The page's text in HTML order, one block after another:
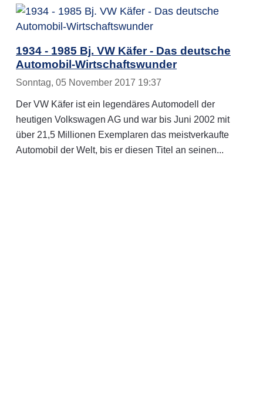
1934 - 1985 Bj. VW Käfer - Das deutsche
Automobil-Wirtschaftswunder
Sonntag, 05 November 2017 19:37
Der VW Käfer ist ein legendäres Automodell der
heutigen Volkswagen AG und war bis Juni 2002 mit
über 21,5 Millionen Exemplaren das meistverkaufte
Automobil der Welt, bis er diesen Titel an seinen...